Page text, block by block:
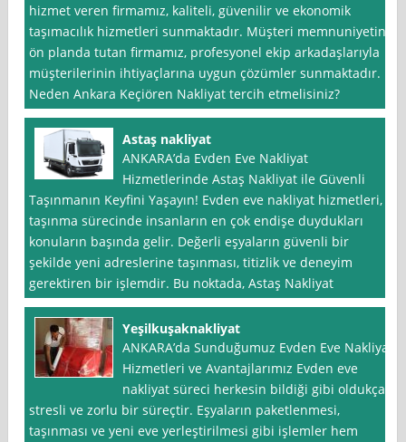
hizmet veren firmamız, kaliteli, güvenilir ve ekonomik
taşımacılık hizmetleri sunmaktadır. Müşteri memnuniyetini
ön planda tutan firmamız, profesyonel ekip arkadaşlarıyla
müşterilerinin ihtiyaçlarına uygun çözümler sunmaktadır.
Neden Ankara Keçiören Nakliyat tercih etmelisiniz?
Astaş nakliyat
ANKARA’da Evden Eve Nakliyat
Hizmetlerinde Astaş Nakliyat ile Güvenli
Taşınmanın Keyfini Yaşayın! Evden eve nakliyat hizmetleri,
taşınma sürecinde insanların en çok endişe duydukları
konuların başında gelir. Değerli eşyaların güvenli bir
şekilde yeni adreslerine taşınması, titizlik ve deneyim
gerektiren bir işlemdir. Bu noktada, Astaş Nakliyat
Yeşilkuşaknakliyat
ANKARA’da Sunduğumuz Evden Eve Nakliyat
Hizmetleri ve Avantajlarımız Evden eve
nakliyat süreci herkesin bildiği gibi oldukça
stresli ve zorlu bir süreçtir. Eşyaların paketlenmesi,
taşınması ve yeni eve yerleştirilmesi gibi işlemler hem